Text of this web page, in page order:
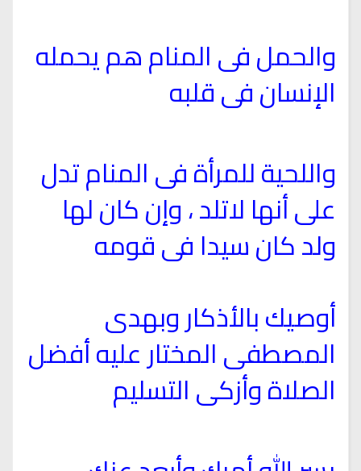
والحمل فى المنام هم يحمله
الإنسان فى قلبه
واللحية للمرأة فى المنام تدل
على أنها لاتلد ، وإن كان لها
ولد كان سيدا فى قومه
أوصيك بالأذكار وبهدى
المصطفى المختار عليه أفضل
الصلاة وأزكى التسليم